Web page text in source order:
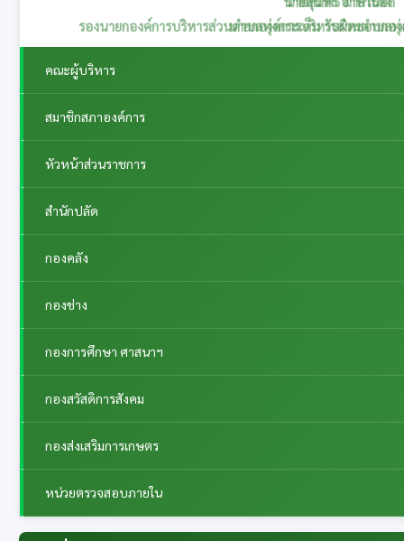
รองนายกองค์การบริหารส่วนตำบลทุ่งกระเต็น รับผิดชอบกอง
คณะผู้บริหาร
สมาชิกสภาองค์การ
หัวหน้าส่วนราชการ
สำนักปลัด
กองคลัง
กองช่าง
กองการศึกษา ศาสนาฯ
กองสวัสดิการสังคม
กองส่งเสริมการเกษตร
หน่วยตรวจสอบภายใน